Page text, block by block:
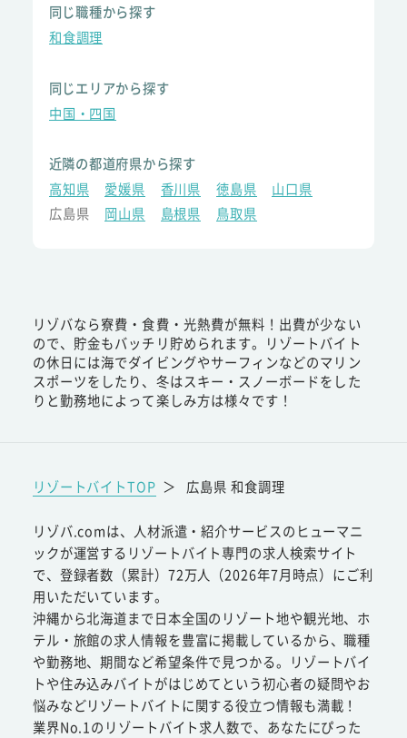
同じ職種から探す
和食調理
同じエリアから探す
中国・四国
近隣の都道府県から探す
高知県
愛媛県 香川県 徳島県
山口県
広島県
岡山県 島根県 鳥取県
リゾバなら寮費・食費・光熱費が無料！出費が少ない
ので、貯金もバッチリ貯められます。リゾートバイト
の休日には海でダイビングやサーフィンなどのマリン
スポーツをしたり、冬はスキー・スノーボードをした
りと勤務地によって楽しみ方は様々です！
リゾートバイトTOP ＞ 広島県 和食調理
リゾバ.comは、人材派遣・紹介サービスのヒューマニ
ックが運営するリゾートバイト専門の求人検索サイト
で、登録者数（累計）72万人（2026年7月時点）にご利
用いただいています。
沖縄から北海道まで日本全国のリゾート地や観光地、ホ
テル・旅館の求人情報を豊富に掲載しているから、職種
や勤務地、期間など希望条件で見つかる。リゾートバイ
トや住み込みバイトがはじめてという初心者の疑問やお
悩みなどリゾートバイトに関する役立つ情報も満載！
業界No.1のリゾートバイト求人数で、あなたにぴった